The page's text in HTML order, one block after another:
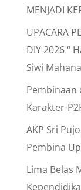
MENJADI
UPACARA
DIY 2026 “
Siwi
Pembinaan
Karakter-
AKP Sri
Pembina
Lima Belas